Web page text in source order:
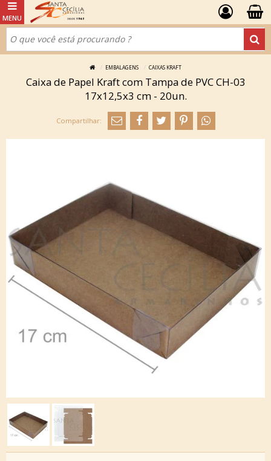
EMBALAGENS CAIXAS KRAFT
Caixa de Papel Kraft com Tampa de PVC CH-03
17x12,5x3 cm - 20un.